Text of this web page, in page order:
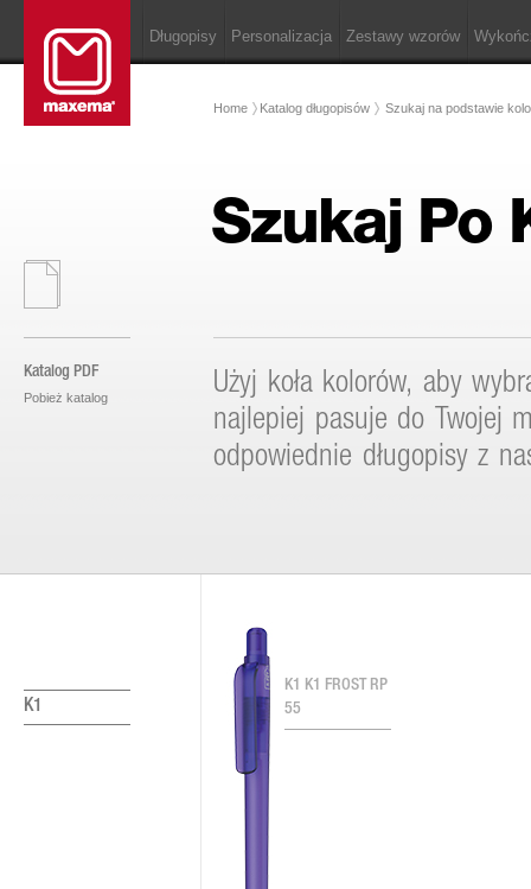
Długopisy Personalizacja Zestawy wzorów
Home Katalog długopisów Szukaj na podstawie
Szukaj Po
Katalog PDF
Pobież katalog
Użyj koła kolorów, aby
najlepiej pasuje do Twojej
odpowiednie długopisy z
K1
K1 K1 FROST RP
55